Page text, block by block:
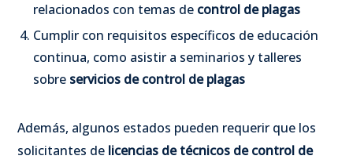
relacionados con temas de control de plagas
Cumplir con requisitos específicos de educación
continua, como asistir a seminarios y talleres
sobre servicios de control de plagas
Además, algunos estados pueden requerir que los
solicitantes de licencias de técnicos de control de